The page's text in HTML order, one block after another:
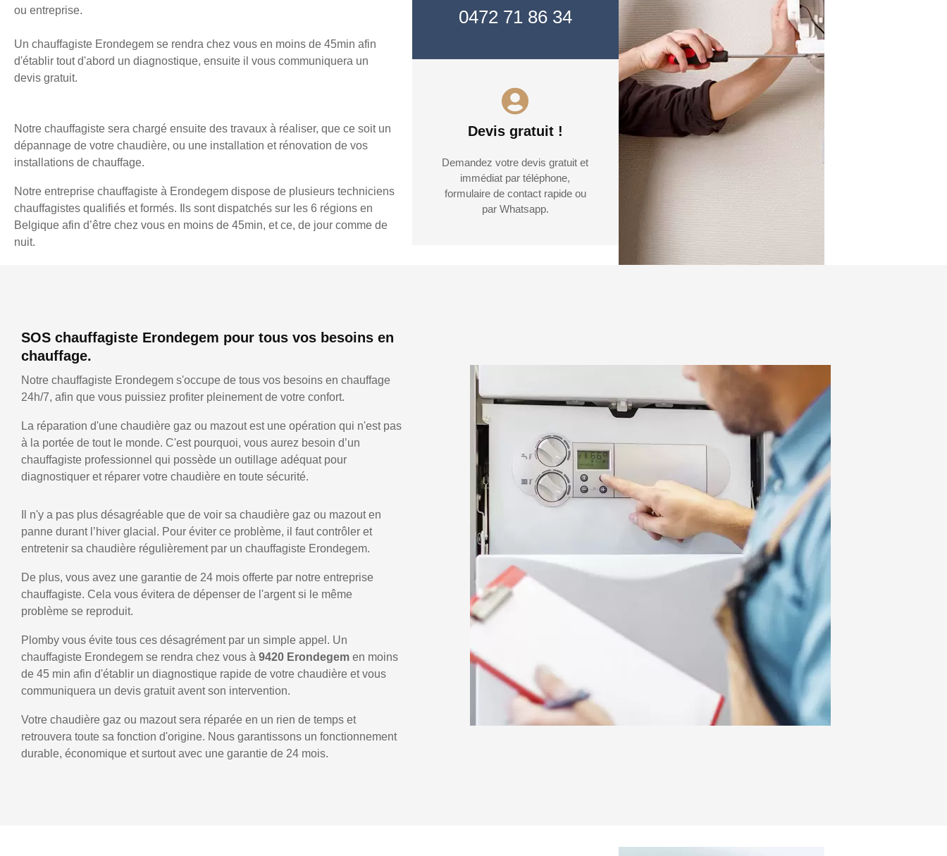
ou entreprise.
Un chauffagiste Erondegem se rendra chez vous en moins de 45min afin
d'établir tout d'abord un diagnostique, ensuite il vous communiquera un
devis gratuit.
Notre chauffagiste sera chargé ensuite des travaux à réaliser, que ce soit un
dépannage de votre chaudière, ou une installation et rénovation de vos
installations de chauffage.
Notre entreprise chauffagiste à Erondegem dispose de plusieurs techniciens
chauffagistes qualifiés et formés. Ils sont dispatchés sur les 6 régions en
Belgique afin d’être chez vous en moins de 45min, et ce, de jour comme de
nuit.
0472 71 86 34
Devis gratuit !
Demandez votre devis gratuit et
immédiat par téléphone,
formulaire de contact rapide ou
par Whatsapp.
SOS chauffagiste Erondegem pour tous vos besoins en
chauffage.
Notre chauffagiste Erondegem s'occupe de tous vos besoins en chauffage
24h/7, afin que vous puissiez profiter pleinement de votre confort.
La réparation d'une chaudière gaz ou mazout est une opération qui n'est pas
à la portée de tout le monde. C'est pourquoi, vous aurez besoin d’un
chauffagiste professionnel qui possède un outillage adéquat pour
diagnostiquer et réparer votre chaudière en toute sécurité.
Il n'y a pas plus désagréable que de voir sa chaudière gaz ou mazout en
panne durant l’hiver glacial. Pour éviter ce problème, il faut contrôler et
entretenir sa chaudière régulièrement par un chauffagiste Erondegem.
De plus, vous avez une garantie de 24 mois offerte par notre entreprise
chauffagiste. Cela vous évitera de dépenser de l'argent si le même
problème se reproduit.
Plomby vous évite tous ces désagrément par un simple appel. Un
chauffagiste Erondegem se rendra chez vous à 9420 Erondegem en moins
de 45 min afin d'établir un diagnostique rapide de votre chaudière et vous
communiquera un devis gratuit avent son intervention.
Votre chaudière gaz ou mazout sera réparée en un rien de temps et
retrouvera toute sa fonction d'origine. Nous garantissons un fonctionnement
durable, économique et surtout avec une garantie de 24 mois.